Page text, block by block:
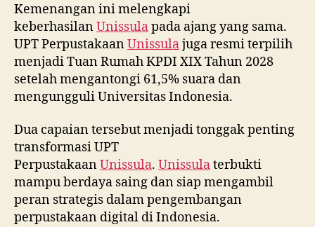
Kemenangan ini melengkapi
keberhasilanUnissulapada ajang yang sama.
UPT PerpustakaanUnissulajuga resmi terpilih
menjadi Tuan Rumah KPDI XIX Tahun 2028
setelah mengantongi 61,5% suara dan
mengungguli Universitas Indonesia.
Dua capaian tersebut menjadi tonggak penting
transformasi UPT
PerpustakaanUnissula. Unissulaterbukti
mampu berdaya saing dan siap mengambil
peran strategis dalam pengembangan
perpustakaan digital di Indonesia.